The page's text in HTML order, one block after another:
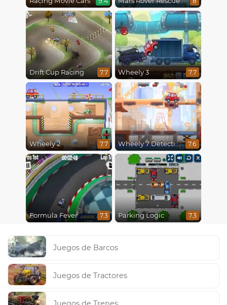
Drift Cup Racing 7.7 Wheely 3 7.7
Wheely 2 7.7 Wheely 7 Detective 7.6
Formula Fever 7.3 Parking Logic 7.3
Juegos de Barcos
Juegos de Tractores